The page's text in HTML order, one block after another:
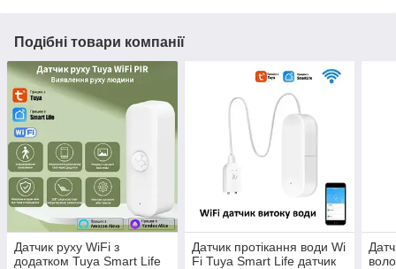
Подібні товари компанії
Датчик руху WiFi з
додатком Tuya Smart Life
Датчик протікання води Wi
Fi Tuya Smart Life датчик